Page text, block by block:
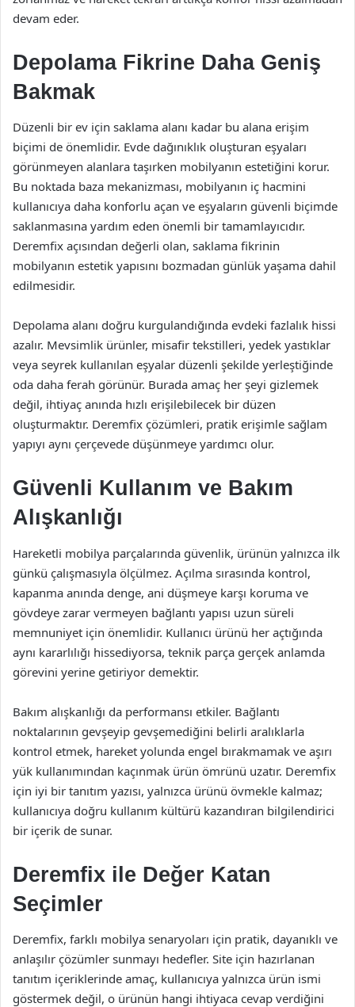
devam eder.
Depolama Fikrine Daha Geniş
Bakmak
Düzenli bir ev için saklama alanı kadar bu alana erişim
biçimi de önemlidir. Evde dağınıklık oluşturan eşyaları
görünmeyen alanlara taşırken mobilyanın estetiğini korur.
Bu noktada baza mekanizması, mobilyanın iç hacmini
kullanıcıya daha konforlu açan ve eşyaların güvenli biçimde
saklanmasına yardım eden önemli bir tamamlayıcıdır.
Deremfix açısından değerli olan, saklama fikrinin
mobilyanın estetik yapısını bozmadan günlük yaşama dahil
edilmesidir.
Depolama alanı doğru kurgulandığında evdeki fazlalık hissi
azalır. Mevsimlik ürünler, misafir tekstilleri, yedek yastıklar
veya seyrek kullanılan eşyalar düzenli şekilde yerleştiğinde
oda daha ferah görünür. Burada amaç her şeyi gizlemek
değil, ihtiyaç anında hızlı erişilebilecek bir düzen
oluşturmaktır. Deremfix çözümleri, pratik erişimle sağlam
yapıyı aynı çerçevede düşünmeye yardımcı olur.
Güvenli Kullanım ve Bakım
Alışkanlığı
Hareketli mobilya parçalarında güvenlik, ürünün yalnızca ilk
günkü çalışmasıyla ölçülmez. Açılma sırasında kontrol,
kapanma anında denge, ani düşmeye karşı koruma ve
gövdeye zarar vermeyen bağlantı yapısı uzun süreli
memnuniyet için önemlidir. Kullanıcı ürünü her açtığında
aynı kararlılığı hissediyorsa, teknik parça gerçek anlamda
görevini yerine getiriyor demektir.
Bakım alışkanlığı da performansı etkiler. Bağlantı
noktalarının gevşeyip gevşemediğini belirli aralıklarla
kontrol etmek, hareket yolunda engel bırakmamak ve aşırı
yük kullanımından kaçınmak ürün ömrünü uzatır. Deremfix
için iyi bir tanıtım yazısı, yalnızca ürünü övmekle kalmaz;
kullanıcıya doğru kullanım kültürü kazandıran bilgilendirici
bir içerik de sunar.
Deremfix ile Değer Katan
Seçimler
Deremfix, farklı mobilya senaryoları için pratik, dayanıklı ve
anlaşılır çözümler sunmayı hedefler. Site için hazırlanan
tanıtım içeriklerinde amaç, kullanıcıya yalnızca ürün ismi
göstermek değil, o ürünün hangi ihtiyaca cevap verdiğini